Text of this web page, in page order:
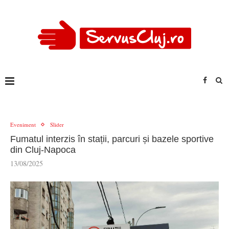
Eveniment Slider
Fumatul interzis în stații, parcuri și bazele sportive
din Cluj-Napoca
13/08/2025